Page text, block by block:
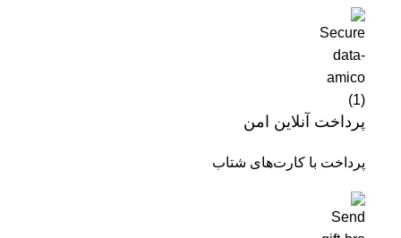
پرداخت آنلاین امن
پرداخت با کارت‌های شتاب